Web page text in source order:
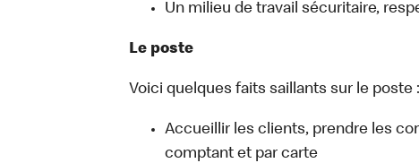
Un milieu de travail sécuritaire,
Le poste
Voici quelques faits saillants sur le poste :
Accueillir les clients, prendre les
comptant et par carte